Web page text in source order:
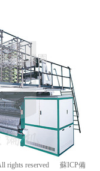
家工業園
rights reserved
蘇ICP備